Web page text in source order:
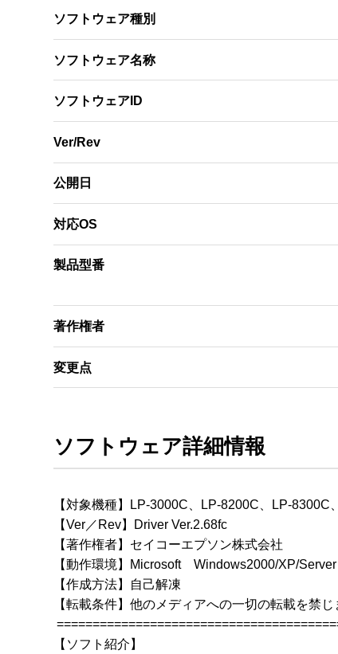
ソフトウェア種別
ソフトウェア名称
ソフトウェアID
Ver/Rev
公開日
対応OS
製品型番
著作権者
変更点
ソフトウェア詳細情報
【対象機種】LP-3000C、LP-8200C、LP-8300C
【Ver／Rev】Driver Ver.2.68fc
【著作権者】セイコーエプソン株式会社
【動作環境】Microsoft　Windows2000/XP/
【作成方法】自己解凍
【転載条件】他のメディアへの一切の転載を禁じ
【ソフト紹介】